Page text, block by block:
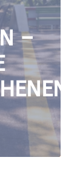
–